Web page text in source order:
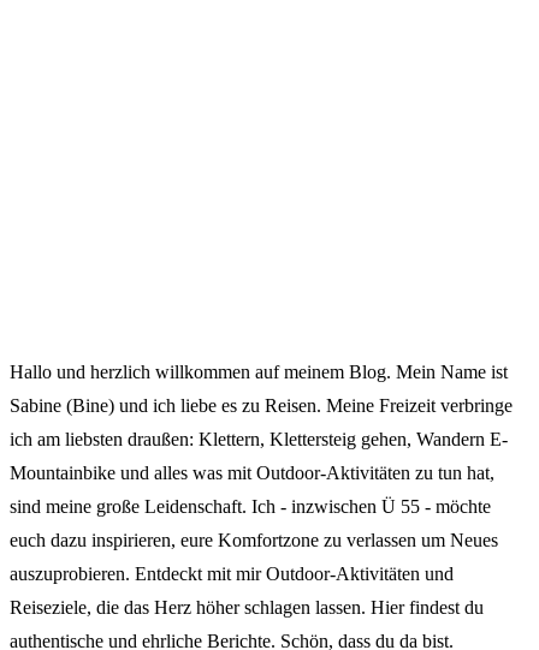
Hallo und herzlich willkommen auf meinem Blog. Mein Name ist
Sabine (Bine) und ich liebe es zu Reisen. Meine Freizeit verbringe
ich am liebsten draußen: Klettern, Klettersteig gehen, Wandern E-
Mountainbike und alles was mit Outdoor-Aktivitäten zu tun hat,
sind meine große Leidenschaft. Ich - inzwischen Ü 55 - möchte
euch dazu inspirieren, eure Komfortzone zu verlassen um Neues
auszuprobieren. Entdeckt mit mir Outdoor-Aktivitäten und
Reiseziele, die das Herz höher schlagen lassen. Hier findest du
authentische und ehrliche Berichte. Schön, dass du da bist.